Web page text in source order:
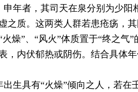
申年者，其司天在泉分别为少阳
之质。这两类人群若患疮疡，
火燥”、“风火”体质置于“终之气
，内伏郁热或阴伤。结合具体
出生具有“火燥”倾向之人，若